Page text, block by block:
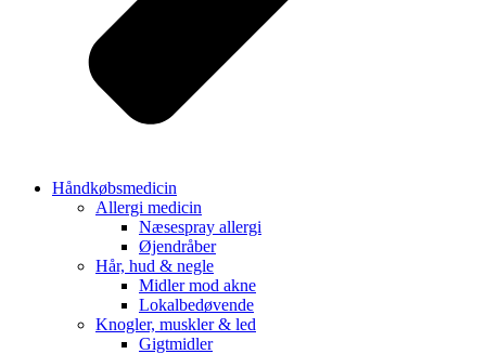
Håndkøbsmedicin
Allergi medicin
Næsespray allergi
Øjendråber
Hår, hud & negle
Midler mod akne
Lokalbedøvende
Knogler, muskler & led
Gigtmidler